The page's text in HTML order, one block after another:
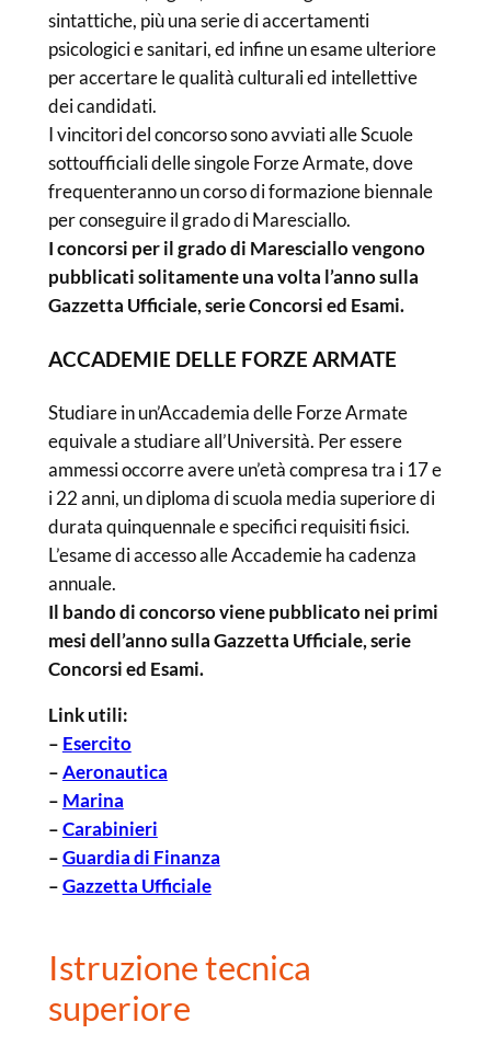
sintattiche, più una serie di accertamenti
psicologici e sanitari, ed infine un esame ulteriore
per accertare le qualità culturali ed intellettive
dei candidati.
I vincitori del concorso sono avviati alle Scuole
sottoufficiali delle singole Forze Armate, dove
frequenteranno un corso di formazione biennale
per conseguire il grado di Maresciallo.
I concorsi per il grado di Maresciallo vengono
pubblicati solitamente una volta l’anno sulla
Gazzetta Ufficiale, serie Concorsi ed Esami.
ACCADEMIE DELLE FORZE ARMATE
Studiare in un’Accademia delle Forze Armate
equivale a studiare all’Università. Per essere
ammessi occorre avere un’età compresa tra i 17 e
i 22 anni, un diploma di scuola media superiore di
durata quinquennale e specifici requisiti fisici.
L’esame di accesso alle Accademie ha cadenza
annuale.
Il bando di concorso viene pubblicato nei primi
mesi dell’anno sulla Gazzetta Ufficiale, serie
Concorsi ed Esami.
Link utili:
– Esercito
–Aeronautica
– Marina
–Carabinieri
–Guardia di Finanza
–Gazzetta Ufficiale
Istruzione tecnica
superiore